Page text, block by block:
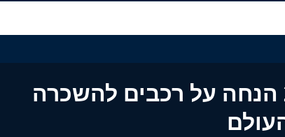
עד 20% הנחה על רכבים להשכרה